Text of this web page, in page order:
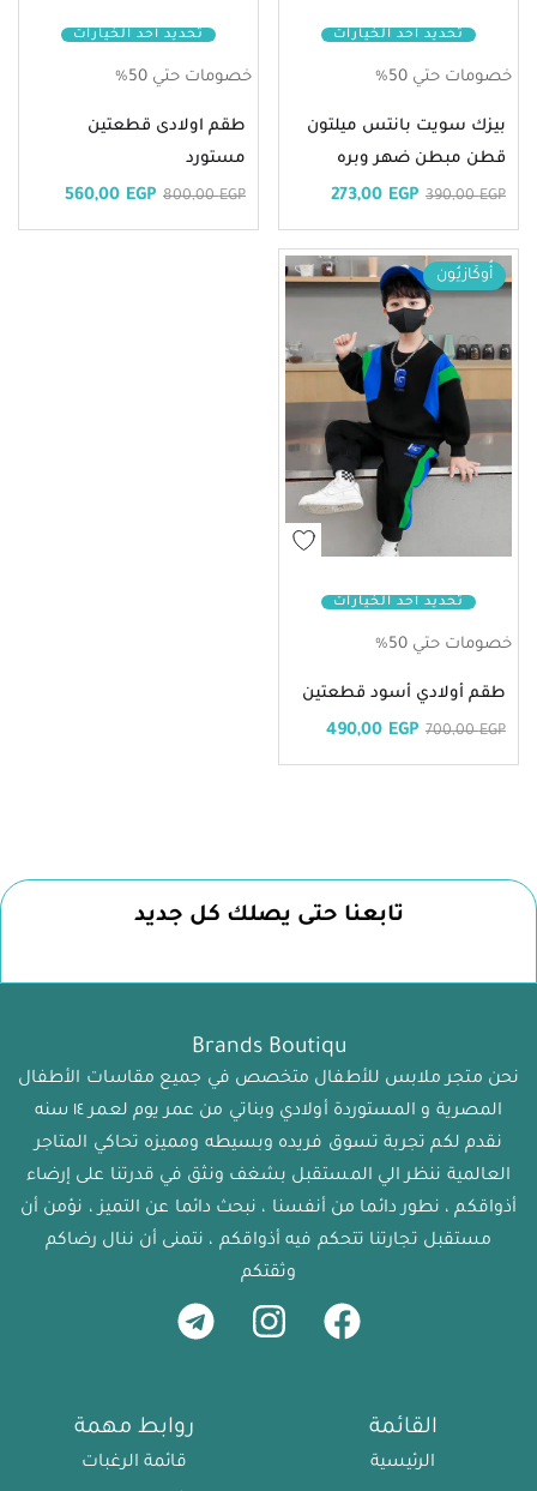
تحديد أحد الخيارات
خصومات حتي 50%
بيزك سويت بانتس ميلتون
قطن مبطن ضهر وبره
390,00EGP
273,00 EGP
تحديد أحد الخيارات
خصومات حتي 50%
طقم اولادى قطعتين
مستورد
800,00EGP
560,00 EGP
تحديد أحد الخيارات
أُوكَازيُون
خصومات حتي 50%
طقم أولادي أسود قطعتين
700,00EGP
490,00 EGP
تابعنا حتى يصلك كل جديد
Brands Boutiqu
نحن متجر ملابس للأطفال متخصص في جميع مقاسات الأطفال
المصرية و المستوردة أولادي وبناتي من عمر يوم لعمر ١٤ سنه
نقدم لكم تجربة تسوق فريده وبسيطه ومميزه تحاكي المتاجر
العالمية ننظر الي المستقبل بشغف ونثق في قدرتنا على إرضاء
أذواقكم ، نطور دائما من أنفسنا ، نبحث دائما عن التميز ، نؤمن أن
مستقبل تجارتنا تتحكم فيه أذواقكم ، نتمنى أن ننال رضاكم
وثقتكم
القائمة
الرئيسية
روابط مهمة
قائمة الرغبات